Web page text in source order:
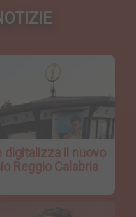
digitalizza il nuovo
Reggio Calabria